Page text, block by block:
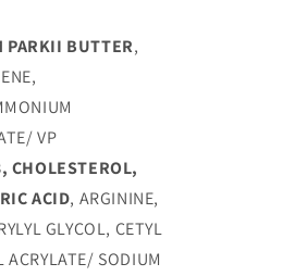
PARKII BUTTER,
VP
CHOLESTEROL,
ACID, ARGININE,
GLYCOL, CETYL
ACRYLATE/ SODIUM